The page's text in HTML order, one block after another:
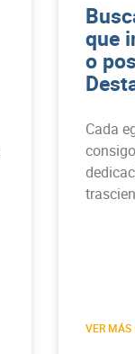
que
o
Cada
VER MÁS